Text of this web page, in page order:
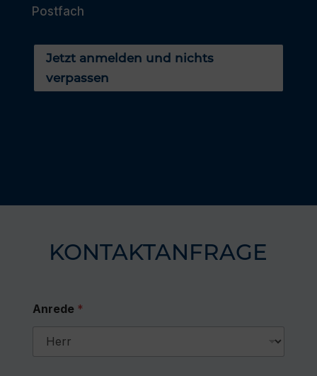
Postfach
Jetzt anmelden und nichts
verpassen
KONTAKTANFRAGE
Anrede *